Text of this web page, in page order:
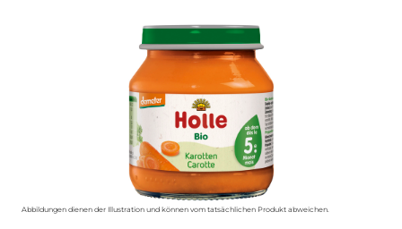
Bildergalerie überspringen
Abbildungen dienen der Illustration und können vom tatsächlichen Produkt abweichen.